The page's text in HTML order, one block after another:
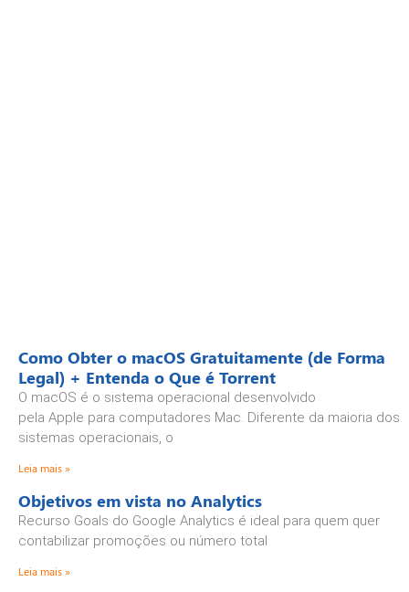
Como Obter o macOS Gratuitamente (de Forma
Legal) + Entenda o Que é Torrent
O macOS é o sistema operacional desenvolvido
pela Apple para computadores Mac. Diferente da maioria dos
sistemas operacionais, o
Leia mais »
Objetivos em vista no Analytics
Recurso Goals do Google Analytics é ideal para quem quer
contabilizar promoções ou número total
Leia mais »